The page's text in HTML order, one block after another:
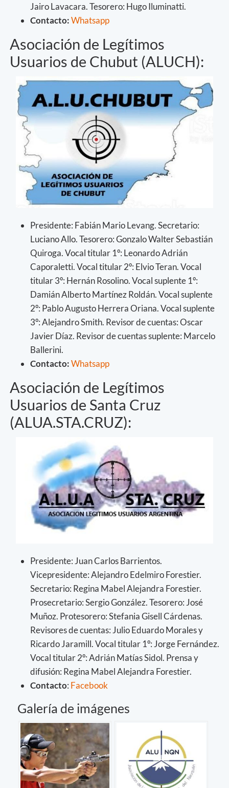
Jairo Lavacara. Tesorero: Hugo Iluminatti.
Contacto:Whatsapp
Asociación de Legítimos
Usuarios de Chubut (ALUCH):
Presidente: Fabián Mario Levang. Secretario:
Luciano Allo. Tesorero: Gonzalo Walter Sebastián
Quiroga. Vocal titular 1º: Leonardo Adrián
Caporaletti. Vocal titular 2º: Elvio Teran. Vocal
titular 3º: Hernán Rosolino. Vocal suplente 1º:
Damián Alberto Martínez Roldán. Vocal suplente
2º: Pablo Augusto Herrera Oriana. Vocal suplente
3º: Alejandro Smith. Revisor de cuentas: Oscar
Javier Díaz. Revisor de cuentas suplente: Marcelo
Ballerini.
Contacto:Whatsapp
Asociación de Legítimos
Usuarios de Santa Cruz
(ALUA.STA.CRUZ):
Presidente: Juan Carlos Barrientos.
Vicepresidente: Alejandro Edelmiro Forestier.
Secretario: Regina Mabel Alejandra Forestier.
Prosecretario: Sergio González. Tesorero: José
Muñoz. Protesorero: Stefania Gisell Cárdenas.
Revisores de cuentas: Julio Eduardo Morales y
Ricardo Jaramill. Vocal titular 1º: Jorge Fernández.
Vocal titular 2º: Adrián Matías Sidol. Prensa y
difusión: Regina Mabel Alejandra Forestier.
Contacto: Facebook
Galería de imágenes